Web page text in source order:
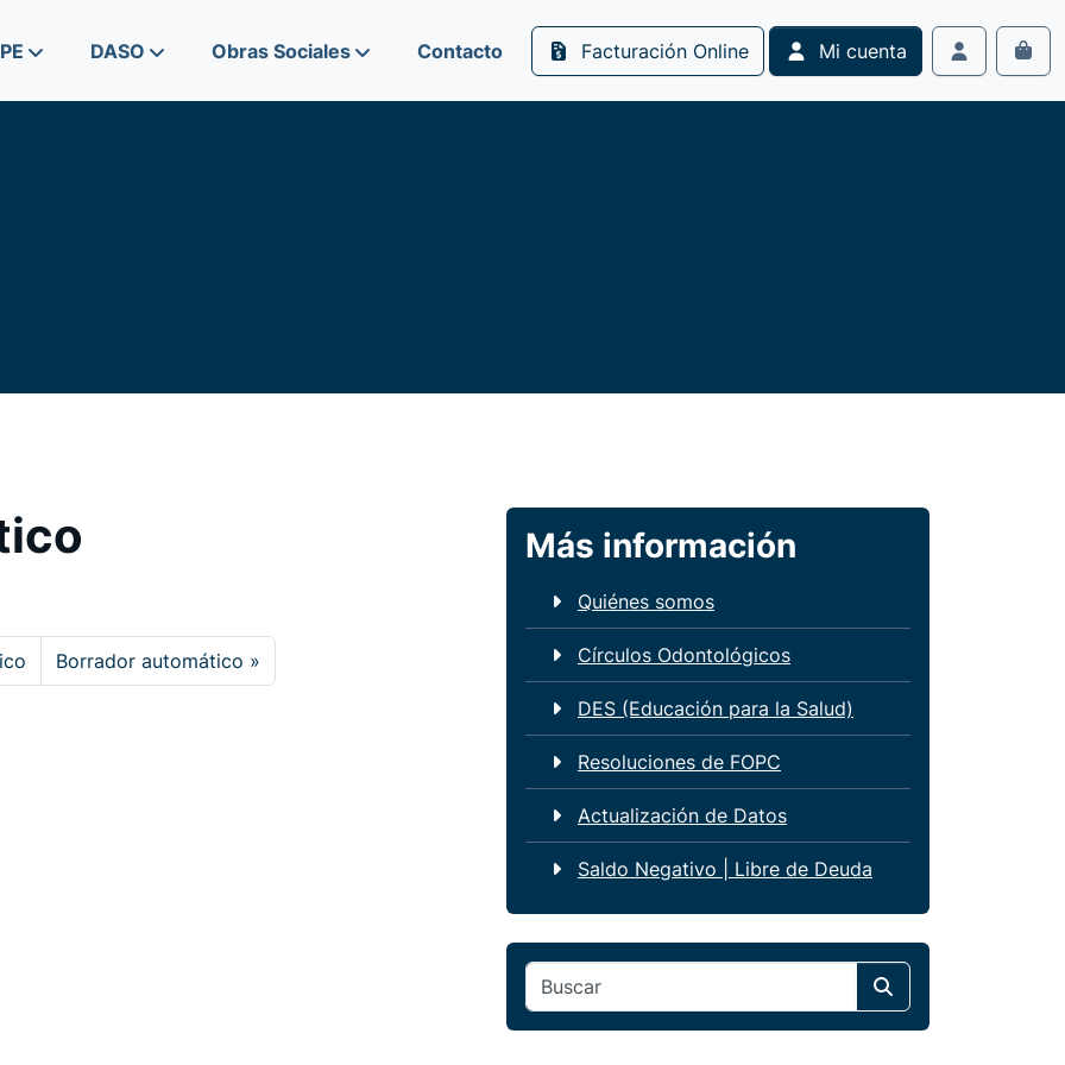
DASO Obras Sociales Contacto Facturación Online
Mi cuenta
Account
Cart
Borrador automático
Más información
Quiénes somos
Círculos Odontológicos
DES (Educación para la Salud)
Resoluciones de FOPC
Actualización de Datos
Saldo Negativo | Libre de Deuda